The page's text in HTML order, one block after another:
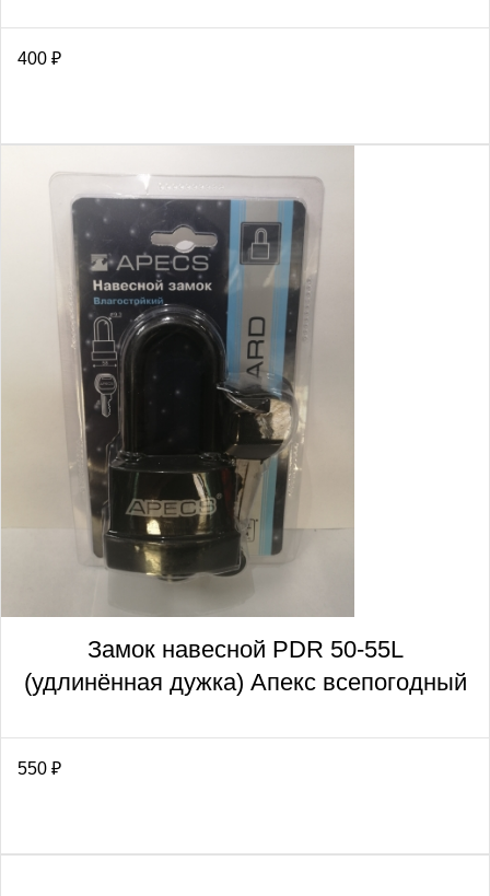
400 ₽
Замок навесной PDR 50-55L
(удлинённая дужка) Апекс всепогодный
550 ₽